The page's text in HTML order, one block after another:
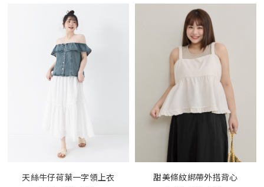
天絲牛仔荷葉一字領上衣
甜美條紋綁帶外搭背心